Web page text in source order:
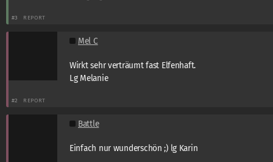
#3 REPORT
Mel C
Wirkt sehr verträumt fast Elfenhaft.
Lg Melanie
#2 REPORT
Battle
Einfach nur wunderschön ;) lg Karin